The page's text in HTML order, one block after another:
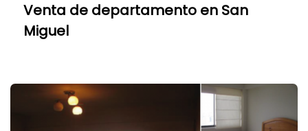
Venta de departamento en San
Miguel